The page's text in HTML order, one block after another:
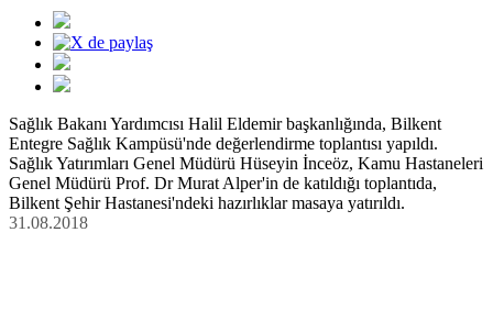
Sağlık Bakanı Yardımcısı Halil Eldemir başkanlığında, Bilkent
Entegre Sağlık Kampüsü'nde değerlendirme toplantısı yapıldı.
Sağlık Yatırımları Genel Müdürü Hüseyin İnceöz, Kamu Hastaneleri
Genel Müdürü Prof. Dr Murat Alper'in de katıldığı toplantıda,
Bilkent Şehir Hastanesi'ndeki hazırlıklar masaya yatırıldı.
31.08.2018